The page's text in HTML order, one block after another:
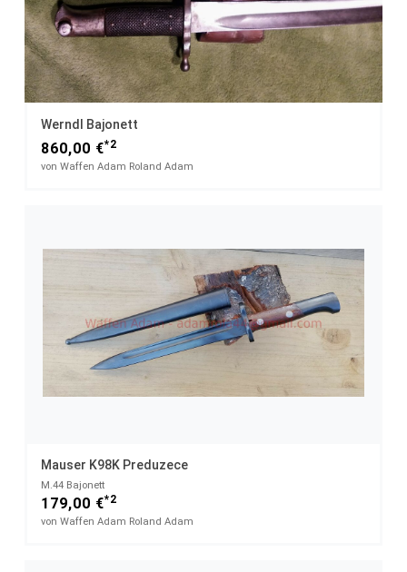
Werndl Bajonett
860,00 €*2
von Waffen Adam Roland Adam
Mauser K98K Preduzece
M.44 Bajonett
179,00 €*2
von Waffen Adam Roland Adam